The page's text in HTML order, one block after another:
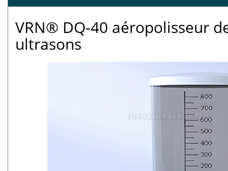
VRN® DQ-40 aéropolisseur
ultrasons